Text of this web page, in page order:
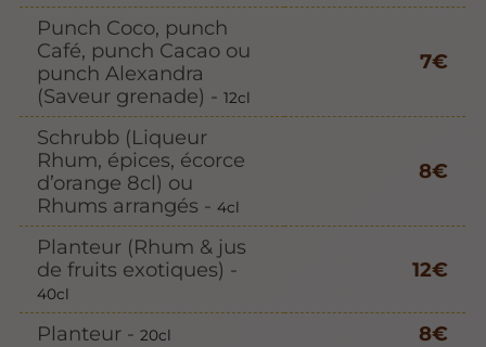
Punch Coco, punch
Café, punch Cacao ou
punch Alexandra
(Saveur grenade) -12cl
7€
Schrubb (Liqueur
Rhum, épices, écorce
d’orange 8cl) ou
Rhums arrangés - 4cl
8€
Planteur (Rhum & jus
de fruits exotiques) -
40cl
12€
Planteur -20cl
8€